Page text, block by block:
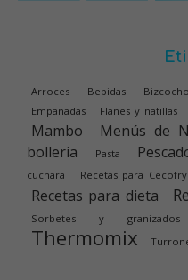
Arroces Bebidas
Empanadas Flanes y natillas
Mambo Menús de
bolleria
Pasta
cuchara
Recetas para Cecofry
Recetas para dieta
Sorbetes y granizados
Thermomix